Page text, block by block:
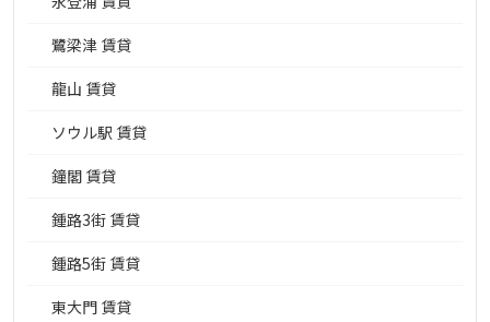
鷺梁津 賃貸
龍山 賃貸
ソウル駅 賃貸
鐘閣 賃貸
鍾路3街 賃貸
鍾路5街 賃貸
東大門 賃貸